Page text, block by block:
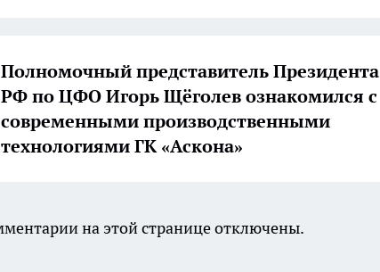
Полномочный представитель Президента
РФ по ЦФО Игорь Щёголев ознакомился с
современными производственными
технологиями ГК «Аскона»
на этой странице отключены.